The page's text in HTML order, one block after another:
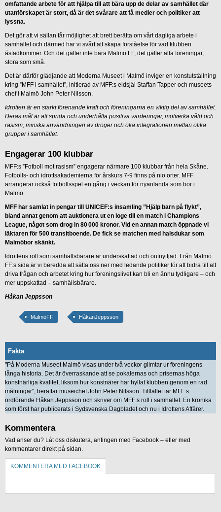
omfattande arbete för att hjälpa till att bära upp de delar av samhället där
utanförskapet är stort, då är det svårare att få medier och politiker att
lyssna.
Det gör att vi sällan får möjlighet att brett berätta om vårt dagliga arbete i
samhället och därmed har vi svårt att skapa förståelse för vad klubben
åstadkommer. Och det gäller inte bara Malmö FF, det gäller alla föreningar,
stora som små.
Det är därför glädjande att Moderna Museet i Malmö inviger en konstutställning
kring ”MFF i samhället”, initierad av MFF:s eldsjäl Staffan Tapper och museets
chef i Malmö John Peter Nilsson.
Idrotten är en starkt förenande kraft och föreningarna en viktig del av samhället.
Deras mål är att sprida och underhålla positiva värderingar, motverka våld och
rasism, minska användningen av droger och öka integrationen mellan olika
grupper i samhället.
Engagerar 100 klubbar
MFF:s ”Fotboll mot rasism” engagerar närmare 100 klubbar från hela Skåne.
Fotbolls- och idrottsakademierna för årskurs 7-9 finns på nio orter. MFF
arrangerar också fotbollsspel en gång i veckan för nyanlända som bor i
Malmö.
MFF har samlat in pengar till UNICEF:s insamling ”Hjälp barn på ﬂykt”,
bland annat genom att auktionera ut en loge till en match i Champions
League, något som drog in 80 000 kronor. Vid en annan match öppnade vi
läktaren för 500 transitboende. De fick se matchen med halsdukar som
Malmöbor skänkt.
Idrottens roll som samhällsbärare är underskattad och outnyttjad. Från Malmö
FF:s sida är vi beredda att sätta oss ner med ledande politiker för att bidra till att
driva frågan och arbetet kring hur föreningslivet kan bli en ännu tydligare – och
mer uppskattad – samhällsbärare.
Håkan Jeppsson
MalmöFF HåkanJeppsson
Fakta
"På Moderna Museet Malmö visas under två veckor glimtar ur föreningens
långa historia. Det är överraskande att se pokalernas och prisernas höga
konstnärliga kvalitet, liksom hur konstnärer har hyllat klubben genom en rad
målningar", berättar museichef John Peter Nilsson. Tillfället tar MFF:s
ordförande Håkan Jeppsson och skriver om MFF:s roll i samhället. En krönika
som först har publicerats i Sydsvenska Dagbladet och nu i Idrottens Affärer.
Kommentera
Vad anser du? Låt oss diskutera, antingen med Facebook – eller med
kommentarer direkt på sidan.
KOMMENTERA MED FACEBOOK